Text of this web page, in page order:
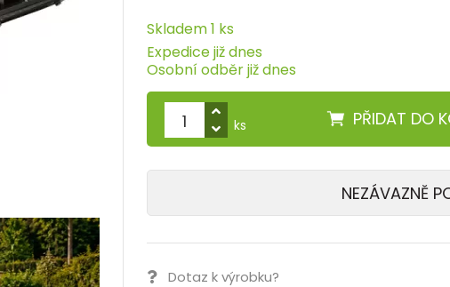
Skladem 1 ks
Expedice již dnes
Osobní odběr již dnes
PŘIDAT DO
ks
NEZÁVAZNĚ
Dotaz k výrobku?